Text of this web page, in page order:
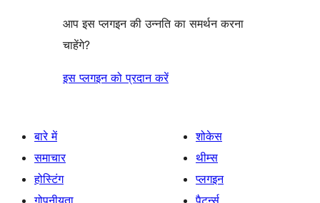
आप इस प्लगइन की उन्नति का समर्थन करना
चाहेंगे?
इस प्लगइन को प्रदान करें
बारे में
समाचार
होस्टिंग
शोकेस
थीम्स
प्लगइन